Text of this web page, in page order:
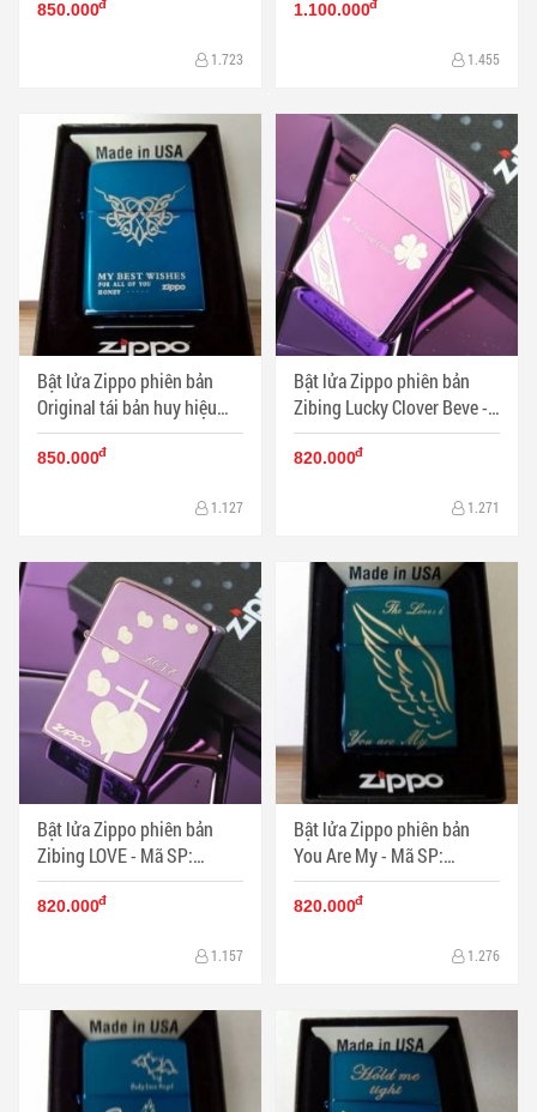
850.000đ
1.723
1.100.000đ
1.455
Bật lửa Zippo phiên bản
Original tái bản huy hiệu
trái tim - Mã SP: ZPC0617
850.000đ
1.127
Bật lửa Zippo phiên bản
Zibing Lucky Clover Beve -
Mã SP: ZPC0584
820.000đ
1.271
Bật lửa Zippo phiên bản
Zibing LOVE - Mã SP:
ZPC0575
820.000đ
1.157
Bật lửa Zippo phiên bản
You Are My - Mã SP:
ZPC0573
820.000đ
1.276